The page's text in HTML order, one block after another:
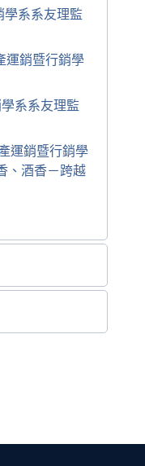
學系系友理監
運銷暨行銷學
學系系友理監
運銷暨行銷學
、酒香－跨越